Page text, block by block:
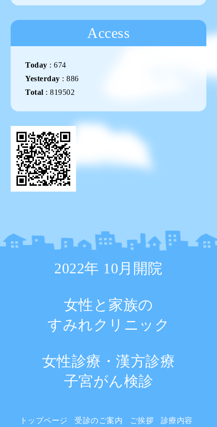
Access
Today :674
Yesterday :886
Total :819502
2022年 10月開院
女性と家族の
すみれクリニック
女性診療・漢方診療
子宮がん検診
トップページ 受診のご案内 ご挨拶 診療内容